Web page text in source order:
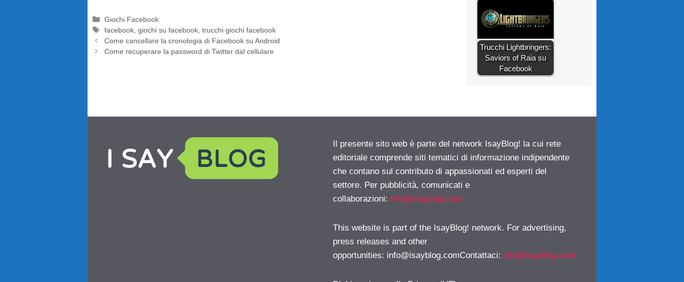
Categorie
Giochi Facebook
Tag
facebook ,giochi su facebook ,trucchi giochi facebook
Come cancellare la cronologia di Facebook su Android
Come recuperare la password di Twitter dal cellulare
Trucchi Lightbringers:
Saviors of Raia su
Facebook
Il presente sito web è parte del network IsayBlog! la cui rete
editoriale comprende siti tematici di informazione indipendente
che contano sul contributo di appassionati ed esperti del
settore. Per pubblicità, comunicati e
collaborazioni: info@isayblog.com
This website is part of the IsayBlog! network. For advertising,
press releases and other
opportunities: info@isayblog.comContattaci: info@isayblog.com